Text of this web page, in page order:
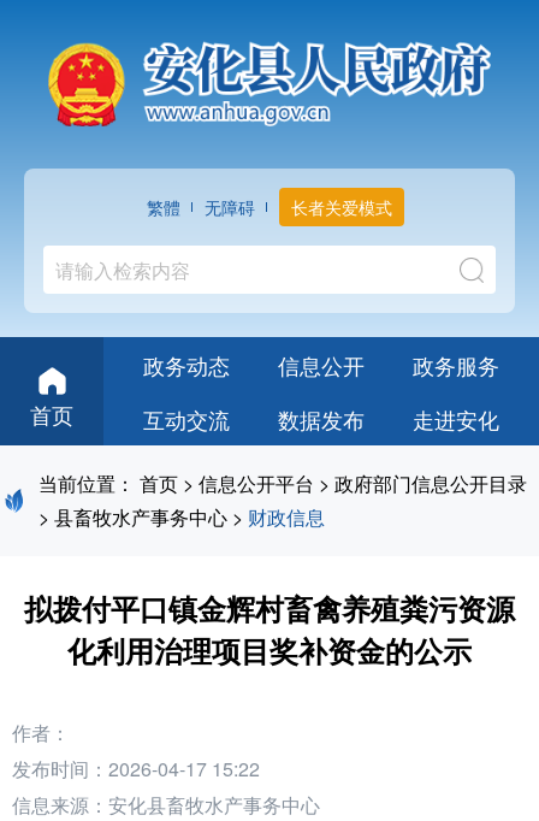
繁體 无障碍 长者关爱模式
首页
政务动态 信息公开
政务服务
互动交流
数据发布 走进安化
当前位置： 首页 > 信息公开平台 > 政府部门信息公开目录
> 县畜牧水产事务中心 > 财政信息
拟拨付平口镇金辉村畜禽养殖粪污资源
化利用治理项目奖补资金的公示
作者：
发布时间：2026-04-17 15:22
信息来源：安化县畜牧水产事务中心